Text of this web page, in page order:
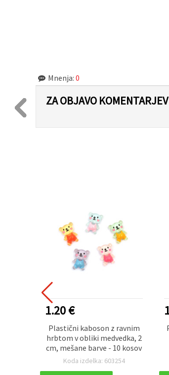
Mnenja: 0
ZA OBJAVO
1.20 €
Plastični kaboson z ravnim
hrbtom v obliki medvedka, 2
cm, mešane barve - 10 kosov
Koda izdelka: 603254